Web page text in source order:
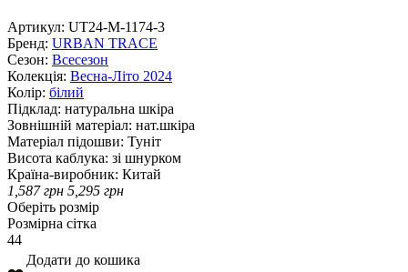
Артикул: UT24-M-1174-3
Бренд: URBAN TRACE
Сезон: Всесезон
Колекція: Весна-Літо 2024
Колір: білий
Підклад: натуральна шкiра
Зовнішній матеріал: нат.шкіра
Матеріал підошви: Туніт
Висота каблука: зі шнурком
Країна-виробник: Китай
1,587грн 5,295 грн
Оберіть розмір
Розмірна сітка
44
Додати до кошика